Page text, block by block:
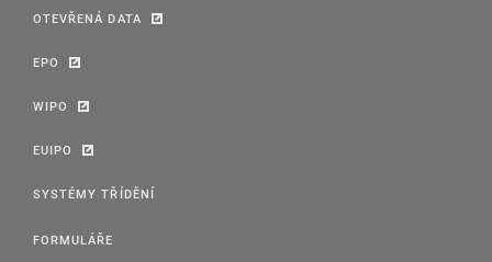
OTEVŘENÁ DATA
EPO
WIPO
EUIPO
SYSTÉMY TŘÍDĚNÍ
FORMULÁŘE